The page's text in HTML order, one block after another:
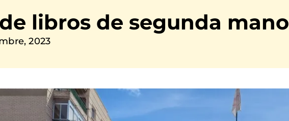
libros de segunda mano
2023